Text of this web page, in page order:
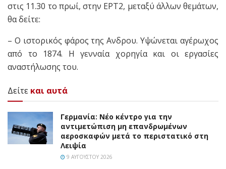
στις 11.30 το πρωί, στην ΕΡΤ2, μεταξύ άλλων θεμάτων,
θα δείτε:
– Ο ιστορικός φάρος της Ανδρου. Υψώνεται αγέρωχος
από το 1874. Η γενναία χορηγία και οι εργασίες
αναστήλωσης του.
Δείτε και αυτά
Γερμανία: Νέο κέντρο για την
αντιμετώπιση μη επανδρωμένων
αεροσκαφών μετά το περιστατικό στη
Λειψία
9 ΑΥΓΟΎΣΤΟΥ 2026